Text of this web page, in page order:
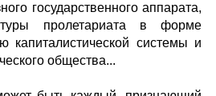
государственного аппарата,
пролетариата в форме
капиталистической системы и
общества...